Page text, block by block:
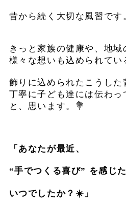
昔から続く大切な風習です
きっと家族の健康や、地域
様々な想いも込められてい
飾りに込められたこうした
丁寧に子ども達には伝わっ
と、思います。💐
「あなたが最近、
“手でつくる喜び” を感じ
いつでしたか？☀️」